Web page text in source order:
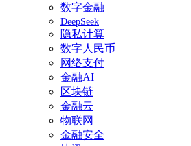
数字金融
DeepSeek
隐私计算
数字人民币
网络支付
金融AI
区块链
金融云
物联网
金融安全